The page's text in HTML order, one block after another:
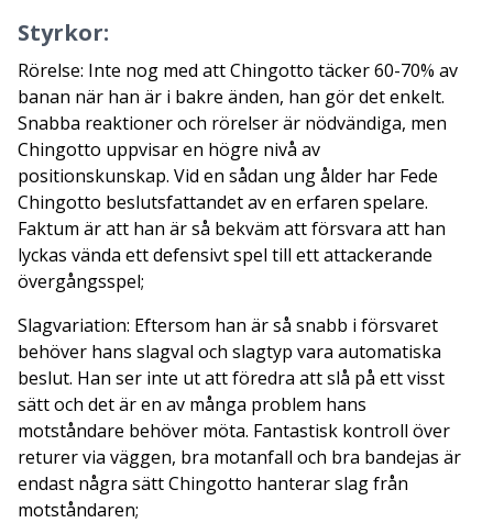
Styrkor:
Rörelse: Inte nog med att Chingotto täcker 60-70% av
banan när han är i bakre änden, han gör det enkelt.
Snabba reaktioner och rörelser är nödvändiga, men
Chingotto uppvisar en högre nivå av
positionskunskap. Vid en sådan ung ålder har Fede
Chingotto beslutsfattandet av en erfaren spelare.
Faktum är att han är så bekväm att försvara att han
lyckas vända ett defensivt spel till ett attackerande
övergångsspel;
Slagvariation: Eftersom han är så snabb i försvaret
behöver hans slagval och slagtyp vara automatiska
beslut. Han ser inte ut att föredra att slå på ett visst
sätt och det är en av många problem hans
motståndare behöver möta. Fantastisk kontroll över
returer via väggen, bra motanfall och bra bandejas är
endast några sätt Chingotto hanterar slag från
motståndaren;